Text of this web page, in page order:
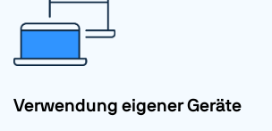
Verwendung eigener Geräte